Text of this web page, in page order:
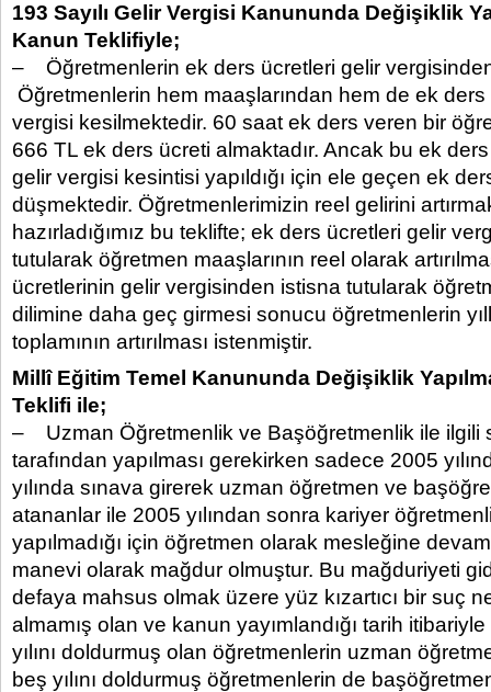
193 Sayılı Gelir Vergisi Kanununda Değişiklik
Kanun Teklifiyle;
– Öğretmenlerin ek ders ücretleri gelir
Öğretmenlerin hem maaşlarından hem de ek
vergisi kesilmektedir. 60 saat ek ders veren bir
666 TL ek ders ücreti almaktadır. Ancak bu ek
gelir vergisi kesintisi yapıldığı için ele geçen ek
düşmektedir. Öğretmenlerimizin reel gelirini
hazırladığımız bu teklifte; ek ders ücretleri gelir
tutularak öğretmen maaşlarının reel olarak
ücretlerinin gelir vergisinden istisna tutularak
dilimine daha geç girmesi sonucu öğretmenlerin
toplamının artırılması istenmiştir.
Millî Eğitim Temel Kanununda Değişiklik
Teklifi ile;
– Uzman Öğretmenlik ve Başöğretmenlik ile ilgili
tarafından yapılması gerekirken sadece 2005
yılında sınava girerek uzman öğretmen ve
atananlar ile 2005 yılından sonra kariyer
yapılmadığı için öğretmen olarak mesleğine
manevi olarak mağdur olmuştur. Bu mağduriyeti
defaya mahsus olmak üzere yüz kızartıcı bir suç
almamış olan ve kanun yayımlandığı tarih
yılını doldurmuş olan öğretmenlerin uzman
beş yılını doldurmuş öğretmenlerin de